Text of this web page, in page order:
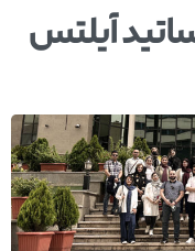
آیلتس